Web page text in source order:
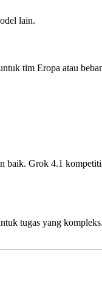
lain.
tim Eropa atau
baik. Grok 4.1
tugas yang